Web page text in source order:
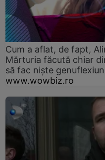
Cum a aflat, de fapt,
Mărturia făcută chiar
să fac niște
www.wowbiz.ro